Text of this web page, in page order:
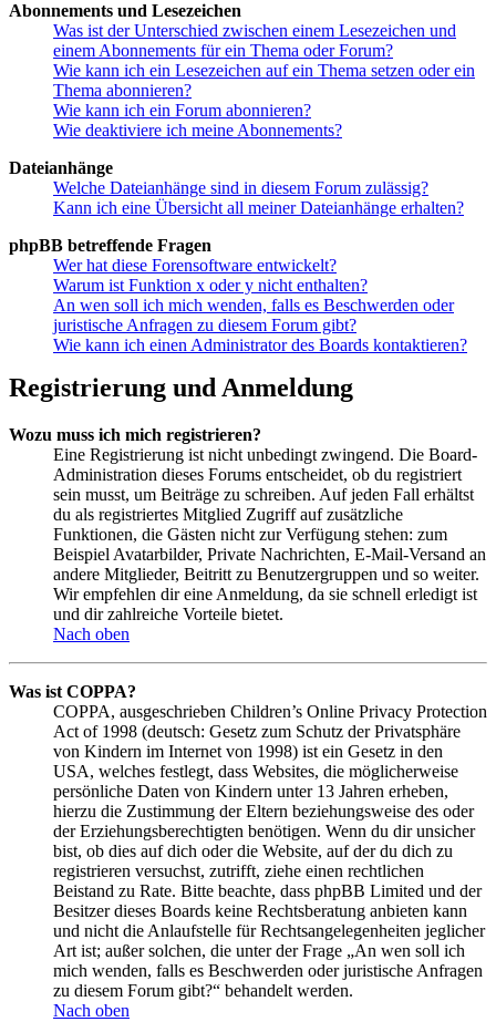
Abonnements und Lesezeichen
Was ist der Unterschied zwischen einem Lesezeichen und
einem Abonnements für ein Thema oder Forum?
Wie kann ich ein Lesezeichen auf ein Thema setzen oder ein
Thema abonnieren?
Wie kann ich ein Forum abonnieren?
Wie deaktiviere ich meine Abonnements?
Dateianhänge
Welche Dateianhänge sind in diesem Forum zulässig?
Kann ich eine Übersicht all meiner Dateianhänge erhalten?
phpBB betreffende Fragen
Wer hat diese Forensoftware entwickelt?
Warum ist Funktion x oder y nicht enthalten?
An wen soll ich mich wenden, falls es Beschwerden oder
juristische Anfragen zu diesem Forum gibt?
Wie kann ich einen Administrator des Boards kontaktieren?
Registrierung und Anmeldung
Wozu muss ich mich registrieren?
Eine Registrierung ist nicht unbedingt zwingend. Die Board-
Administration dieses Forums entscheidet, ob du registriert
sein musst, um Beiträge zu schreiben. Auf jeden Fall erhältst
du als registriertes Mitglied Zugriff auf zusätzliche
Funktionen, die Gästen nicht zur Verfügung stehen: zum
Beispiel Avatarbilder, Private Nachrichten, E-Mail-Versand an
andere Mitglieder, Beitritt zu Benutzergruppen und so weiter.
Wir empfehlen dir eine Anmeldung, da sie schnell erledigt ist
und dir zahlreiche Vorteile bietet.
Nach oben
Was ist COPPA?
COPPA, ausgeschrieben Children’s Online Privacy Protection
Act of 1998 (deutsch: Gesetz zum Schutz der Privatsphäre
von Kindern im Internet von 1998) ist ein Gesetz in den
USA, welches festlegt, dass Websites, die möglicherweise
persönliche Daten von Kindern unter 13 Jahren erheben,
hierzu die Zustimmung der Eltern beziehungsweise des oder
der Erziehungsberechtigten benötigen. Wenn du dir unsicher
bist, ob dies auf dich oder die Website, auf der du dich zu
registrieren versuchst, zutrifft, ziehe einen rechtlichen
Beistand zu Rate. Bitte beachte, dass phpBB Limited und der
Besitzer dieses Boards keine Rechtsberatung anbieten kann
und nicht die Anlaufstelle für Rechtsangelegenheiten jeglicher
Art ist; außer solchen, die unter der Frage „An wen soll ich
mich wenden, falls es Beschwerden oder juristische Anfragen
zu diesem Forum gibt?“ behandelt werden.
Nach oben